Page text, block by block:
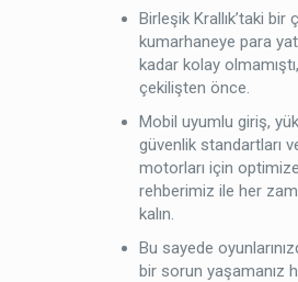
Birleşik Krallık’taki bir
kumarhaneye para
kadar kolay
çekilişten önce.
Mobil uyumlu giriş,
güvenlik standartları
motorları için
rehberimiz ile her
kalın.
Bu sayede
bir sorun yaşamanız